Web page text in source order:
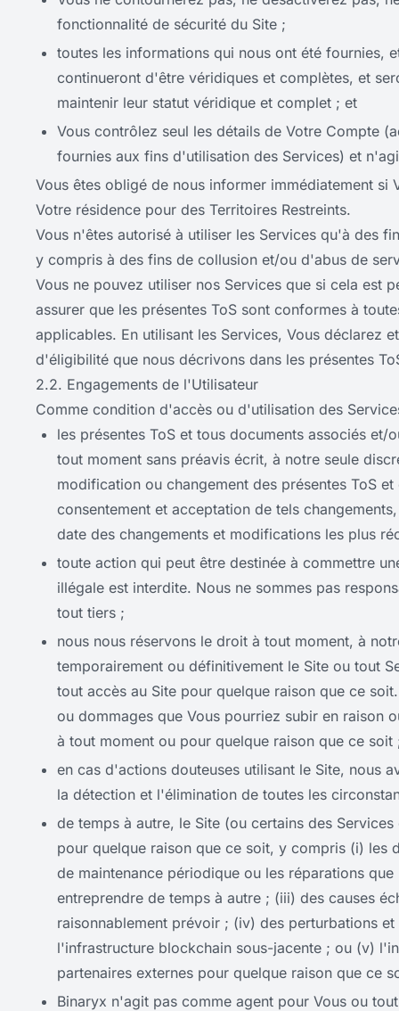
fonctionnalité de sécurité du Site ;
toutes les informations qui nous ont été fournies,
continueront d'être véridiques et complètes, et
maintenir leur statut véridique et complet ; et
Vous contrôlez seul les détails de Votre Compte
fournies aux fins d'utilisation des Services) et
Vous êtes obligé de nous informer immédiatement
Votre résidence pour des Territoires Restreints.
Vous n'êtes autorisé à utiliser les Services qu'à des
y compris à des fins de collusion et/ou d'abus de
Vous ne pouvez utiliser nos Services que si cela est
assurer que les présentes ToS sont conformes à
applicables. En utilisant les Services, Vous déclarez
d'éligibilité que nous décrivons dans les présentes
2.2. Engagements de l'Utilisateur
Comme condition d'accès ou d'utilisation des
les présentes ToS et tous documents associés
tout moment sans préavis écrit, à notre seule
modification ou changement des présentes ToS
consentement et acceptation de tels
date des changements et modifications les plus
toute action qui peut être destinée à commettre
illégale est interdite. Nous ne sommes pas
tout tiers ;
nous nous réservons le droit à tout moment, à
temporairement ou définitivement le Site ou tout
tout accès au Site pour quelque raison que ce
ou dommages que Vous pourriez subir en raison
à tout moment ou pour quelque raison que ce soit
en cas d'actions douteuses utilisant le Site, nous
la détection et l'élimination de toutes les
de temps à autre, le Site (ou certains des
pour quelque raison que ce soit, y compris (i) les
de maintenance périodique ou les réparations
entreprendre de temps à autre ; (iii) des causes
raisonnablement prévoir ; (iv) des perturbations
l'infrastructure blockchain sous-jacente ; ou (v)
partenaires externes pour quelque raison que ce
Binaryx n'agit pas comme agent pour Vous ou